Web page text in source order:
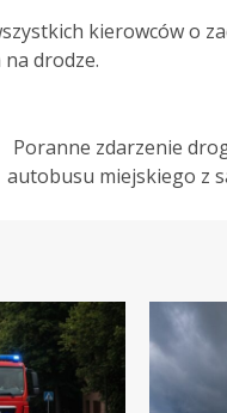
kierowców o
drodze.
Poranne zdarzenie
autobusu miejskiego z